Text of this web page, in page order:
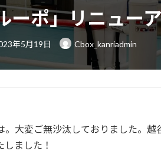
ーポ」リニュー
年5月19日 Cbox_kanriadmin
。大変ご無沙汰しておりました。
しました！